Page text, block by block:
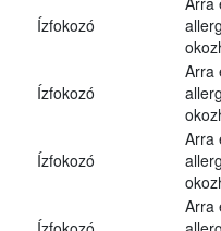
Ízfokozó
Ízfokozó
Arra
Ízfokozó
Arra
Arra